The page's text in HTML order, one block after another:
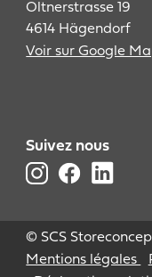
Oltnerstrasse 19
4614 Hägendorf
Voir sur Google
Suivez nous
© SCS
Mentions légales